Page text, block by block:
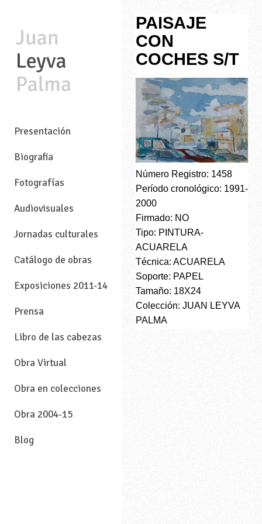
Presentación
Biografia
Fotografías
Audiovisuales
Jornadas culturales
Catálogo de obras
Exposiciones 2011-14
Prensa
Libro de las cabezas
Obra Virtual
Obra en colecciones
Obra 2004-15
Blog
PAISAJE
CON
COCHES S/T
Número Registro: 1458
Período cronológico: 1991-
2000
Firmado: NO
Tipo: PINTURA-
ACUARELA
Técnica: ACUARELA
Soporte: PAPEL
Tamaño: 18X24
Colección: JUAN LEYVA
PALMA